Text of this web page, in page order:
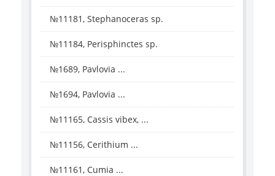
№11181, Stephanoceras sp.
№11184, Perisphinctes sp.
№1689, Pavlovia ...
№1694, Pavlovia ...
№11165, Cassis vibex, ...
№11156, Cerithium ...
№11161, Cumia ...